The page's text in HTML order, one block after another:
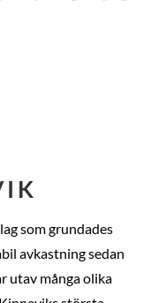
som grundades
avkastning sedan
utav många olika